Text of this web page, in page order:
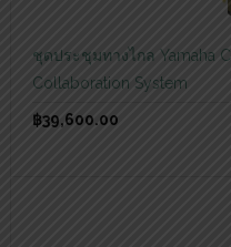
ชุดประชุมทางไกล Yamaha
Collaboration System
฿39,600.00